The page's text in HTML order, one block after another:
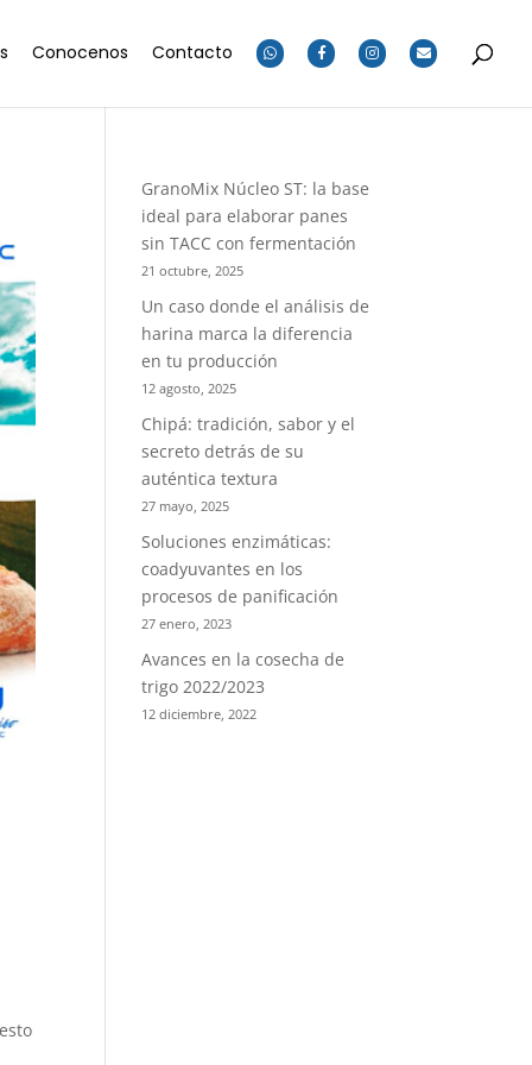
Conocenos Contacto
GranoMix Núcleo ST: la base
ideal para elaborar panes
sin TACC con fermentación
21 octubre, 2025
Un caso donde el análisis de
harina marca la diferencia
en tu producción
12 agosto, 2025
Chipá: tradición, sabor y el
secreto detrás de su
auténtica textura
27 mayo, 2025
Soluciones enzimáticas:
coadyuvantes en los
procesos de panificación
27 enero, 2023
Avances en la cosecha de
trigo 2022/2023
12 diciembre, 2022